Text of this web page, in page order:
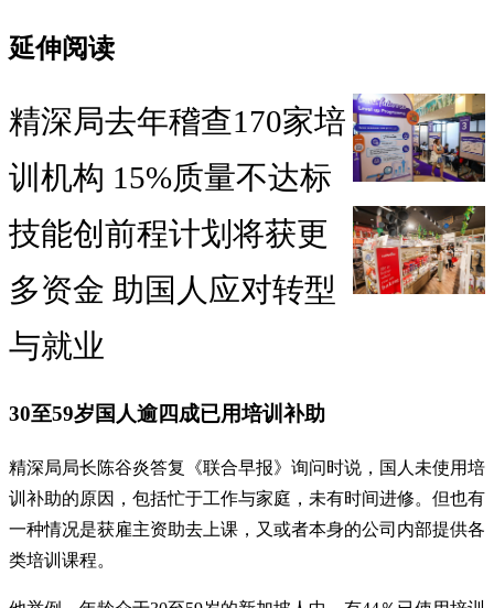
延伸阅读
精深局去年稽查170家培
训机构 15%质量不达标
技能创前程计划将获更
多资金 助国人应对转型
与就业
30至59岁国人逾四成已用培训补助
精深局局长陈谷炎答复《联合早报》询问时说，国人未使用培
训补助的原因，包括忙于工作与家庭，未有时间进修。但也有
一种情况是获雇主资助去上课，又或者本身的公司内部提供各
类培训课程。